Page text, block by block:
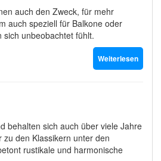
auch den Zweck, für mehr
auch speziell für Balkone oder
unbeobachtet fühlt.
Weiterlesen
behalten sich auch über viele Jahre
den Klassikern unter den
rustikale und harmonische